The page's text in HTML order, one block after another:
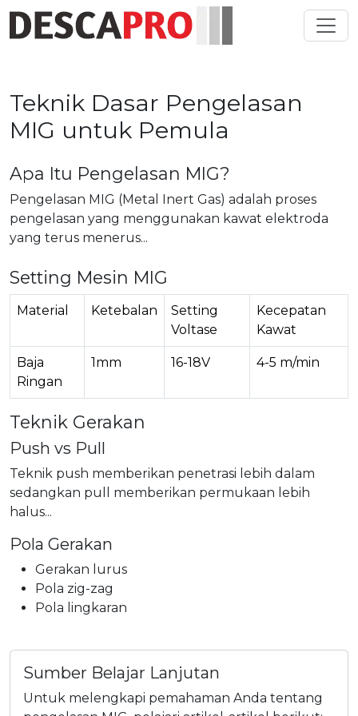
Teknik Dasar Pengelasan
MIG untuk Pemula
Apa Itu Pengelasan MIG?
Pengelasan MIG (Metal Inert Gas) adalah proses
pengelasan yang menggunakan kawat elektroda
yang terus menerus...
Setting Mesin MIG
Material Ketebalan
Setting
Voltase
Kecepatan
Kawat
Baja
Ringan
1mm 16-18V 4-5 m/min
Teknik Gerakan
Push vs Pull
Teknik push memberikan penetrasi lebih dalam
sedangkan pull memberikan permukaan lebih
halus...
Pola Gerakan
Gerakan lurus
Pola zig-zag
Pola lingkaran
Sumber Belajar Lanjutan
Untuk melengkapi pemahaman Anda tentang